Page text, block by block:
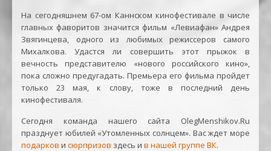
На сегодняшнем 67-ом Каннском кинофестивале в числе
главных фаворитов значится фильм «Левиафан» Андрея
Звягинцева, одного из любимых режиссеров самого
Михалкова. Удастся ли совершить этот прыжок в
вечность представителю «нового российского кино»,
пока сложно предугадать. Премьера его фильма пройдет
только 23 мая, к слову, тоже в последний день
кинофестиваля.
Сегодня команда нашего сайта OlegMenshikov.Ru
празднует юбилей «Утомленных солнцем». Вас ждет море
подарков и сюрпризов здесь и в нашей группе ВК.